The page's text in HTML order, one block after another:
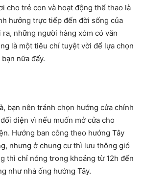
cho trẻ con và hoạt động thể thao là
hưởng trực tiếp đến đời sống của
những người hàng xóm có văn
là một tiêu chí tuyệt vời để lựa chọn
nữa đấy.
bạn nên tránh chọn hướng cửa chính
diện vì nếu muốn mở cửa cho
Hướng ban công theo hướng Tây
nhưng ở chung cư thì lưu thông gió
thì chỉ nóng trong khoảng từ 12h đến
như nhà ống hướng Tây.